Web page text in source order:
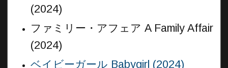
(2024)
ファミリー・アフェア A Family Affair
(2024)
ベイビーガール Babygirl (2024)